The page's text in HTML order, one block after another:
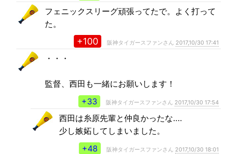
フェニックスリーグ頑張ってたで。よく打って
た。
+100 阪神タイガースファンさん 2017,10/30 17:41
・・・
監督、西田も一緒にお願いします！
+33
阪神タイガースファンさん 2017,10/30 17:54
西田は糸原先輩と仲良かったな‥‥
少し嫉妬してしまいました。
+48
阪神タイガースファンさん 2017,10/30 18:01